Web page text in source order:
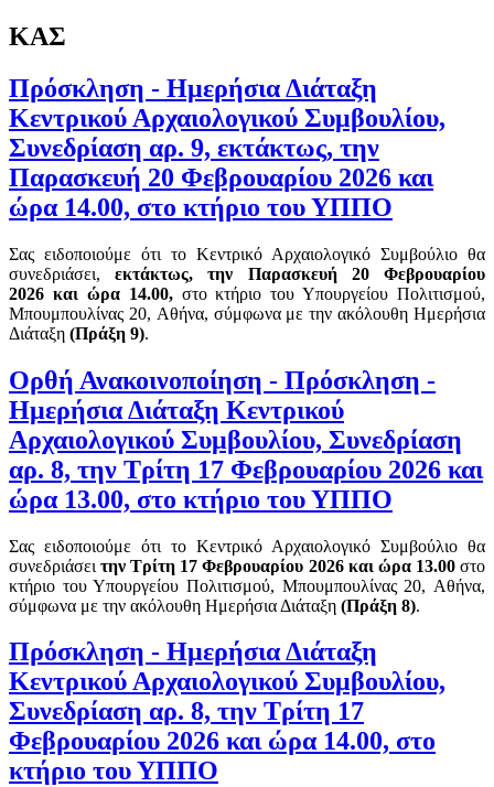
ΚΑΣ
Πρόσκληση - Ημερήσια Διάταξη
Κεντρικού Αρχαιολογικού Συμβουλίου,
Συνεδρίαση αρ. 9, εκτάκτως, την
Παρασκευή 20 Φεβρουαρίου 2026 και
ώρα 14.00, στο κτήριο του ΥΠΠΟ
Σας ειδοποιούμε ότι το Κεντρικό Αρχαιολογικό Συμβούλιο θα
συνεδριάσει,εκτάκτως,
την Παρασκευή 20 Φεβρουαρίου
2026 και ώρα 14.00,στο κτήριο του Υπουργείου Πολιτισμού,
Μπουμπουλίνας 20, Αθήνα, σύμφωνα με την ακόλουθη Ημερήσια
Διάταξη (Πράξη 9).
Ορθή Ανακοινοποίηση - Πρόσκληση -
Ημερήσια Διάταξη Κεντρικού
Αρχαιολογικού Συμβουλίου, Συνεδρίαση
αρ. 8, την Τρίτη 17 Φεβρουαρίου 2026 και
ώρα 13.00, στο κτήριο του ΥΠΠΟ
Σας ειδοποιούμε ότι το Κεντρικό Αρχαιολογικό Συμβούλιο θα
συνεδριάσειτην Τρίτη 17 Φεβρουαρίου 2026και ώρα 13.00στο
κτήριο του Υπουργείου Πολιτισμού, Μπουμπουλίνας 20, Αθήνα,
σύμφωνα με την ακόλουθη Ημερήσια Διάταξη (Πράξη 8).
Πρόσκληση - Ημερήσια Διάταξη
Κεντρικού Αρχαιολογικού Συμβουλίου,
Συνεδρίαση αρ. 8, την Τρίτη 17
Φεβρουαρίου 2026 και ώρα 14.00, στο
κτήριο του ΥΠΠΟ